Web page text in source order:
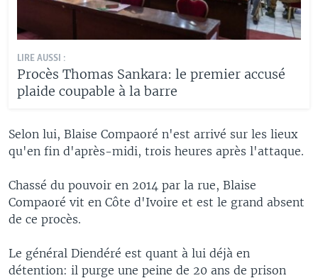
LIRE AUSSI :
Procès Thomas Sankara: le premier accusé
plaide coupable à la barre
Selon lui, Blaise Compaoré n'est arrivé sur les lieux
qu'en fin d'après-midi, trois heures après l'attaque.
Chassé du pouvoir en 2014 par la rue, Blaise
Compaoré vit en Côte d'Ivoire et est le grand absent
de ce procès.
Le général Diendéré est quant à lui déjà en
détention: il purge une peine de 20 ans de prison